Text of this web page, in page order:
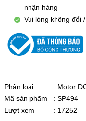
nhận hàng
Vui lòng không đổi
Phân loại
: Motor
Mã sản phẩm
: SP494
Lượt xem
: 17252